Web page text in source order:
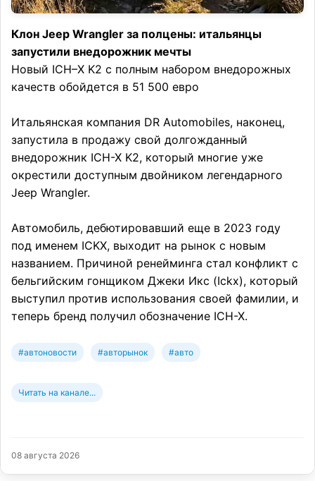
Клон Jeep Wrangler за полцены: итальянцы
запустили внедорожник мечты
Новый ICH–X K2 с полным набором внедорожных
качеств обойдется в 51 500 евро
Итальянская компания DR Automobiles, наконец,
запустила в продажу свой долгожданный
внедорожник ICH-X K2, который многие уже
окрестили доступным двойником легендарного
Jeep Wrangler.
Автомобиль, дебютировавший еще в 2023 году
под именем ICKX, выходит на рынок с новым
названием. Причиной ренейминга стал конфликт с
бельгийским гонщиком Джеки Икс (Ickx), который
выступил против использования своей фамилии, и
теперь бренд получил обозначение ICH-X.
#автоновости #авторынок #авто
Читать на канале...
08 августа 2026